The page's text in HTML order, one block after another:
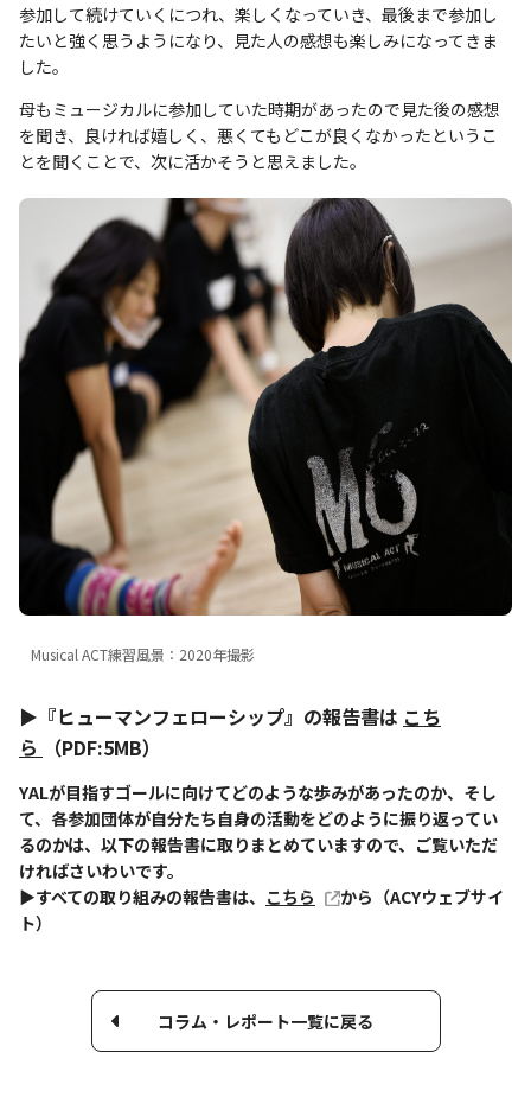
参加して続けていくにつれ、楽しくなっていき、最後まで参加し
たいと強く思うようになり、見た人の感想も楽しみになってきま
した。
母もミュージカルに参加していた時期があったので見た後の感想
を聞き、良ければ嬉しく、悪くてもどこが良くなかったというこ
とを聞くことで、次に活かそうと思えました。
Musical ACT練習風景：2020年撮影
▶『ヒューマンフェローシップ』の報告書は こち
ら
（PDF:5MB）
YALが目指すゴールに向けてどのような歩みがあったのか、そし
て、各参加団体が自分たち自身の活動をどのように振り返ってい
るのかは、以下の報告書に取りまとめていますので、ご覧いただ
ければさいわいです。
▶すべての取り組みの報告書は、 こちら
から（ACYウェブサイ
ト）
コラム・レポート一覧に戻る